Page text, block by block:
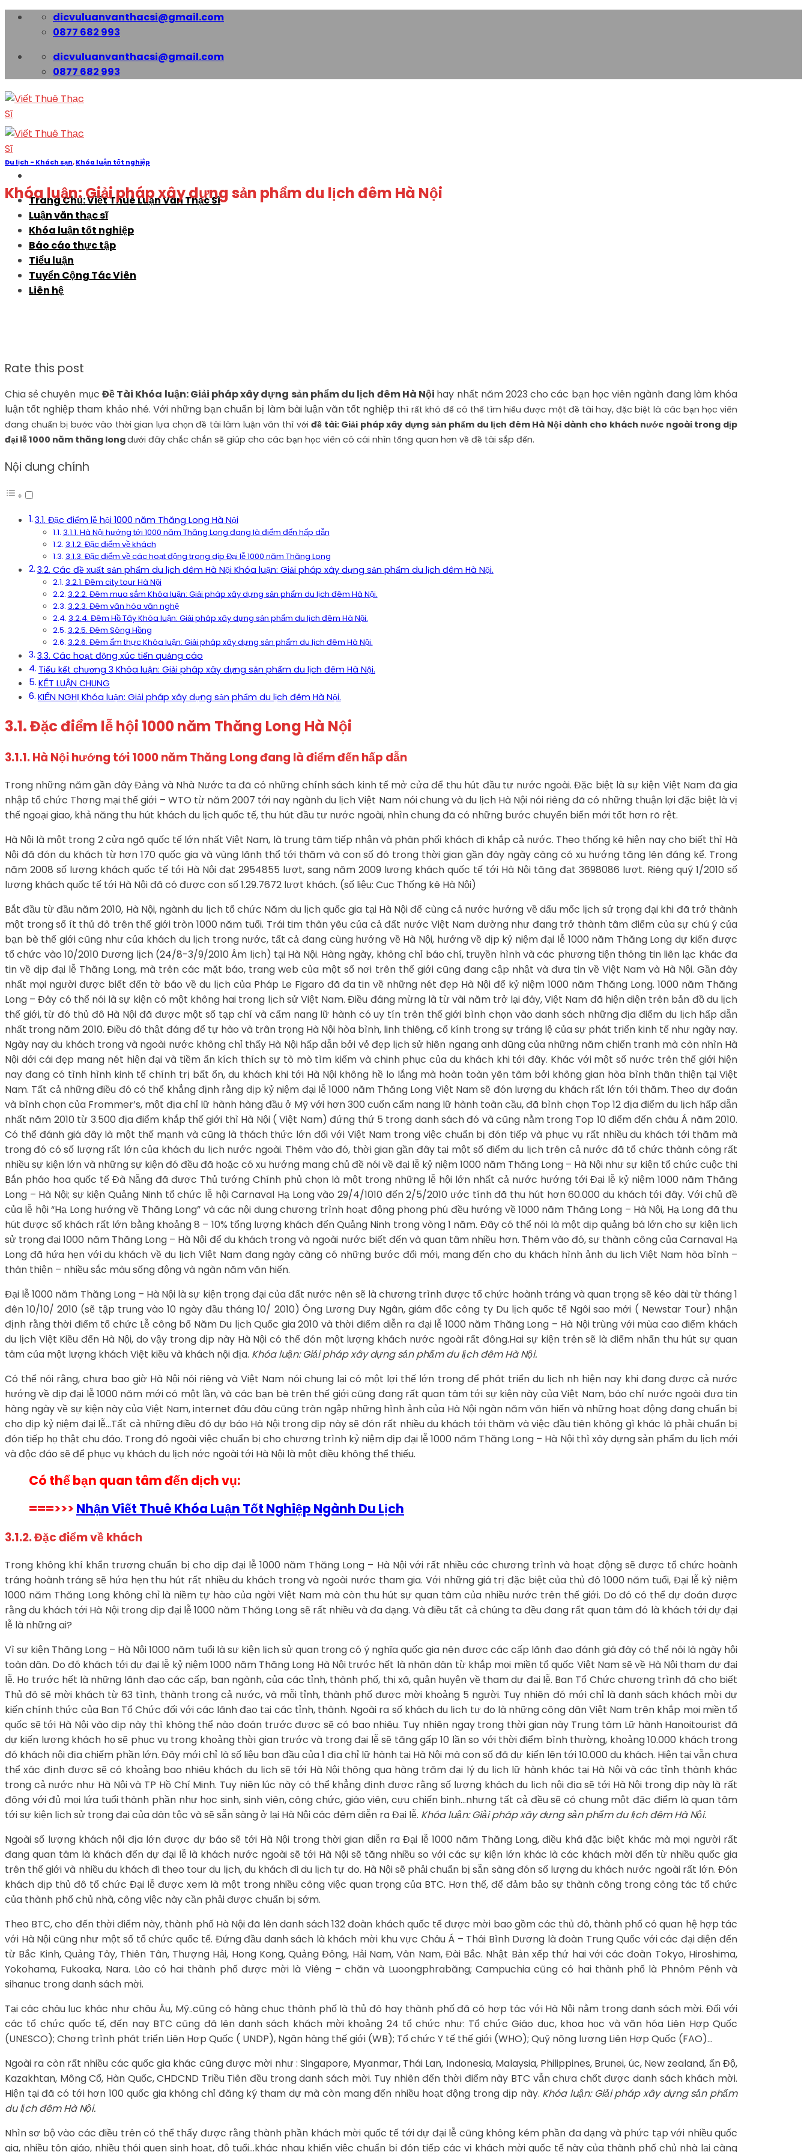
Skip
dicvuluanvanthacsi@gmail.com
0877 682 993
dicvuluanvanthacsi@gmail.com
0877 682 993
Trang Chủ: Viết Thuê Luận Văn Thạc Sĩ
Luận văn thạc sĩ
Khóa luận tốt nghiệp
Báo cáo thực tập
Tiểu luận
Tuyển Cộng Tác Viên
Liên hệ
Du lịch - Khách sạn, Khóa luận tốt nghiệp
Khóa luận: Giải pháp xây dựng sản phẩm du lịch đêm Hà Nội
Rate this post
Chia sẻ chuyên mục Đề Tài Khóa luận: Giải pháp xây dựng sản phẩm du lịch đêm Hà Nội hay nhất năm 2023 cho các bạn học viên ngành đang làm khóa
luận tốt nghiệp tham khảo nhé. Với những bạn chuẩn bị làm bài luận văn tốt nghiệp thì rất khó để có thể tìm hiểu được một đề tài hay, đặc biệt là các bạn học viên
đang chuẩn bị bước vào thời gian lựa chọn đề tài làm luận văn thì vớiđề tài: Giải pháp xây dựng sản phẩm du lịch đêm Hà Nội dành cho khách nước ngoài trong dịp
đại lễ 1000 năm thăng longdưới đây chắc chắn sẽ giúp cho các bạn học viên có cái nhìn tổng quan hơn về đề tài sắp đến.
Nội dung chính
3.1. Đặc điểm lễ hội 1000 năm Thăng Long Hà Nội
3.1.1. Hà Nội hướng tới 1000 năm Thăng Long đang là điểm đến hấp dẫn
3.1.2. Đặc điểm về khách
3.1.3. Đặc điểm về các hoạt động trong dịp Đại lễ 1000 năm Thăng Long
3.2. Các đề xuất sản phẩm du lịch đêm Hà Nội Khóa luận: Giải pháp xây dựng sản phẩm du lịch đêm Hà Nội.
3.2.1. Đêm city tour Hà Nội
3.2.2. Đêm mua sắm Khóa luận: Giải pháp xây dựng sản phẩm du lịch đêm Hà Nội.
3.2.3. Đêm văn hóa văn nghệ
3.2.4. Đêm Hồ Tây Khóa luận: Giải pháp xây dựng sản phẩm du lịch đêm Hà Nội.
3.2.5. Đêm Sông Hồng
3.2.6. Đêm ẩm thực Khóa luận: Giải pháp xây dựng sản phẩm du lịch đêm Hà Nội.
3.3. Các hoạt động xúc tiến quảng cáo
Tiểu kết chương 3 Khóa luận: Giải pháp xây dựng sản phẩm du lịch đêm Hà Nội.
KẾT LUẬN CHUNG
KIẾN NGHỊ Khóa luận: Giải pháp xây dựng sản phẩm du lịch đêm Hà Nội.
3.1. Đặc điểm lễ hội 1000 năm Thăng Long Hà Nội
3.1.1. Hà Nội hướng tới 1000 năm Thăng Long đang là điểm đến hấp dẫn
Trong những năm gần đây Đảng và Nhà Nước ta đã có những chính sách kinh tế mở cửa để thu hút đầu tư nước ngoài. Đặc biệt là sự kiện Việt Nam đã gia
nhập tổ chức Thơng mại thế giới – WTO từ năm 2007 tới nay ngành du lịch Việt Nam nói chung và du lịch Hà Nội nói riêng đã có những thuận lợi đặc biệt là vị
thế ngoại giao, khả năng thu hút khách du lịch quốc tế, thu hút đầu tư nước ngoài, nhìn chung đã có những bước chuyển biến mới tốt hơn rõ rệt.
Hà Nội là một trong 2 cửa ngõ quốc tế lớn nhất Việt Nam, là trung tâm tiếp nhận và phân phối khách đi khắp cả nước. Theo thống kê hiện nay cho biết thì Hà
Nội đã đón du khách từ hơn 170 quốc gia và vùng lãnh thổ tới thăm và con số đó trong thời gian gần đây ngày càng có xu hướng tăng lên đáng kể. Trong
năm 2008 số lượng khách quốc tế tới Hà Nội đạt 2954855 lượt, sang năm 2009 lượng khách quốc tế tới Hà Nội tăng đạt 3698086 lượt. Riêng quý 1/2010 số
lượng khách quốc tế tới Hà Nội đã có được con số 1.29.7672 lượt khách. (số liệu: Cục Thống kê Hà Nội)
Bắt đầu từ đầu năm 2010, Hà Nội, ngành du lịch tổ chức Năm du lịch quốc gia tại Hà Nội để cùng cả nước hướng về dấu mốc lịch sử trọng đại khi đã trở thành
một trong số ít thủ đô trên thế giới tròn 1000 năm tuổi. Trái tim thân yêu của cả đất nước Việt Nam dường như đang trở thành tâm điểm của sự chú ý của
bạn bè thế giới cũng như của khách du lịch trong nước, tất cả đang cùng hướng về Hà Nội, hướng về dịp kỷ niệm đại lễ 1000 năm Thăng Long dự kiến được
tổ chức vào 10/2010 Dương lịch (24/8-3/9/2010 Âm lịch) tại Hà Nội. Hàng ngày, không chỉ báo chí, truyền hình và các phương tiện thông tin liên lạc khác đa
tin về dịp đại lễ Thăng Long, mà trên các mặt báo, trang web của một số nơi trên thế giới cũng đang cập nhật và đưa tin về Việt Nam và Hà Nội. Gần đây
nhất mọi người được biết đến tờ báo về du lịch của Pháp Le Figaro đã đa tin về những nét đẹp Hà Nội để kỷ niệm 1000 năm Thăng Long. 1000 năm Thăng
Long – Đây có thể nói là sự kiện có một không hai trong lịch sử Việt Nam. Điều đáng mừng là từ vài năm trở lại đây, Việt Nam đã hiện diện trên bản đồ du lịch
thế giới, từ đó thủ đô Hà Nội đã được một số tạp chí và cẩm nang lữ hành có uy tín trên thế giới bình chọn vào danh sách những địa điểm du lịch hấp dẫn
nhất trong năm 2010. Điều đó thật đáng để tự hào và trân trọng Hà Nội hòa bình, linh thiêng, cổ kính trong sự tráng lệ của sự phát triển kinh tế như ngày nay.
Ngày nay du khách trong và ngoài nước không chỉ thấy Hà Nội hấp dẫn bởi vẻ đẹp lịch sử hiên ngang anh dũng của những năm chiến tranh mà còn nhìn Hà
Nội dới cái đẹp mang nét hiện đại và tiềm ẩn kích thích sự tò mò tìm kiếm và chinh phục của du khách khi tới đây. Khác với một số nước trên thế giới hiện
nay đang có tình hình kinh tế chính trị bất ổn, du khách khi tới Hà Nội không hề lo lắng mà hoàn toàn yên tâm bởi không gian hòa bình thân thiện tại Việt
Nam. Tất cả những điều đó có thể khẳng định rằng dịp kỷ niệm đại lễ 1000 năm Thăng Long Việt Nam sẽ đón lượng du khách rất lớn tới thăm. Theo dự đoán
và bình chọn của Frommer’s, một địa chỉ lữ hành hàng đầu ở Mỹ với hơn 300 cuốn cẩm nang lữ hành toàn cầu, đã bình chọn Top 12 địa điểm du lịch hấp dẫn
nhất năm 2010 từ 3.500 địa điểm khắp thế giới thì Hà Nội ( Việt Nam) đứng thứ 5 trong danh sách đó và cũng nằm trong Top 10 điểm đến châu Á năm 2010.
Có thể đánh giá đây là một thế mạnh và cũng là thách thức lớn đối với Việt Nam trong việc chuẩn bị đón tiếp và phục vụ rất nhiều du khách tới thăm mà
trong đó có số lượng rất lớn của khách du lịch nước ngoài. Thêm vào đó, thời gian gần đây tại một số điểm du lịch trên cả nước đã tổ chức thành công rất
nhiều sự kiện lớn và những sự kiện đó đều đã hoặc có xu hướng mang chủ đề nói về đại lễ kỷ niệm 1000 năm Thăng Long – Hà Nội như sự kiện tổ chức cuộc thi
Bắn pháo hoa quốc tế Đà Nẵng đã được Thủ tướng Chính phủ chọn là một trong những lễ hội lớn nhất cả nước hướng tới Đại lễ kỷ niệm 1000 năm Thăng
Long – Hà Nội; sự kiện Quảng Ninh tổ chức lễ hội Carnaval Hạ Long vào 29/4/1010 đến 2/5/2010 ước tính đã thu hút hơn 60.000 du khách tới đây. Với chủ đề
của lễ hội “Hạ Long hướng về Thăng Long” và các nội dung chương trình hoạt động phong phú đều hướng về 1000 năm Thăng Long – Hà Nội, Hạ Long đã thu
hút được số khách rất lớn bằng khoảng 8 – 10% tổng lượng khách đến Quảng Ninh trong vòng 1 năm. Đây có thể nói là một dịp quảng bá lớn cho sự kiện lịch
sử trọng đại 1000 năm Thăng Long – Hà Nội để du khách trong và ngoài nước biết đến và quan tâm nhiều hơn. Thêm vào đó, sự thành công của Carnaval Hạ
Long đã hứa hẹn với du khách về du lịch Việt Nam đang ngày càng có những bước đổi mới, mang đến cho du khách hình ảnh du lịch Việt Nam hòa bình –
thân thiện – nhiều sắc màu sống động và ngàn năm văn hiến.
Đại lễ 1000 năm Thăng Long – Hà Nội là sự kiện trọng đại của đất nước nên sẽ là chương trình được tổ chức hoành tráng và quan trọng sẽ kéo dài từ tháng 1
đên 10/10/ 2010 (sẽ tập trung vào 10 ngày đầu tháng 10/ 2010) Ông Lương Duy Ngân, giám đốc công ty Du lịch quốc tế Ngôi sao mới ( Newstar Tour) nhận
định rằng thời điểm tổ chức Lễ công bố Năm Du lịch Quốc gia 2010 và thời điểm diễn ra đại lễ 1000 năm Thăng Long – Hà Nội trùng với mùa cao điểm khách
du lịch Việt Kiều đến Hà Nội, do vậy trong dịp này Hà Nội có thể đón một lượng khách nước ngoài rất đông.Hai sự kiện trên sẽ là điểm nhấn thu hút sự quan
tâm của một lượng khách Việt kiều và khách nội địa. Khóa luận: Giải pháp xây dựng sản phẩm du lịch đêm Hà Nội.
Có thể nói rằng, chưa bao giờ Hà Nội nói riêng và Việt Nam nói chung lại có một lợi thế lớn trong để phát triển du lịch nh hiện nay khi đang được cả nước
hướng về dịp đại lễ 1000 năm mới có một lần, và các bạn bè trên thế giới cũng đang rất quan tâm tới sự kiện này của Việt Nam, báo chí nước ngoài đưa tin
hàng ngày về sự kiện này của Việt Nam, internet đâu đâu cũng tràn ngập những hình ảnh của Hà Nội ngàn năm văn hiến và những hoạt động đang chuẩn bị
cho dịp kỷ niệm đại lễ…Tất cả những điều đó dự báo Hà Nội trong dịp này sẽ đón rất nhiều du khách tới thăm và việc đầu tiên không gì khác là phải chuẩn bị
đón tiếp họ thật chu đáo. Trong đó ngoài việc chuẩn bị cho chương trình kỷ niệm dịp đại lễ 1000 năm Thăng Long – Hà Nội thì xây dựng sản phẩm du lịch mới
và độc đáo sẽ để phục vụ khách du lịch nớc ngoài tới Hà Nội là một điều không thể thiếu.
Có thể bạn quan tâm đến dịch vụ:
===>>> Nhận Viết Thuê Khóa Luận Tốt Nghiệp Ngành Du Lịch
3.1.2. Đặc điểm về khách
Trong không khí khẩn trương chuẩn bị cho dịp đại lễ 1000 năm Thăng Long – Hà Nội với rất nhiều các chương trình và hoạt động sẽ được tổ chức hoành
tráng hoành tráng sẽ hứa hẹn thu hút rất nhiều du khách trong và ngoài nước tham gia. Với những giá trị đặc biệt của thủ đô 1000 năm tuổi, Đại lễ kỷ niệm
1000 năm Thăng Long không chỉ là niềm tự hào của ngời Việt Nam mà còn thu hút sự quan tâm của nhiều nước trên thế giới. Do đó có thể dự đoán được
rằng du khách tới Hà Nội trong dịp đại lễ 1000 năm Thăng Long sẽ rất nhiều và đa dạng. Và điều tất cả chúng ta đều đang rất quan tâm đó là khách tới dự đại
lễ là những ai?
Vì sự kiện Thăng Long – Hà Nội 1000 năm tuổi là sự kiện lịch sử quan trọng có ý nghĩa quốc gia nên được các cấp lãnh đạo đánh giá đây có thể nói là ngày hội
toàn dân. Do đó khách tới dự đại lễ kỷ niệm 1000 năm Thăng Long Hà Nội trước hết là nhân dân từ khắp mọi miền tổ quốc Việt Nam sẽ về Hà Nội tham dự đại
lễ. Họ trước hết là những lãnh đạo các cấp, ban ngành, của các tỉnh, thành phố, thị xã, quận huyện về tham dự đại lễ. Ban Tổ Chức chương trình đã cho biết
Thủ đô sẽ mời khách từ 63 tình, thành trong cả nước, và mỗi tỉnh, thành phố được mời khoảng 5 người. Tuy nhiên đó mới chỉ là danh sách khách mời dự
kiến chính thức của Ban Tổ Chức đối với các lãnh đạo tại các tỉnh, thành. Ngoài ra số khách du lịch tự do là những công dân Việt Nam trên khắp mọi miền tổ
quốc sẽ tới Hà Nội vào dịp này thì không thể nào đoán trước được sẽ có bao nhiêu. Tuy nhiên ngay trong thời gian này Trung tâm Lữ hành Hanoitourist đã
dự kiến lượng khách họ sẽ phục vụ trong khoảng thời gian trước và trong đại lễ sẽ tăng gấp 10 lần so với thời điểm bình thường, khoảng 10.000 khách trong
đó khách nội địa chiếm phần lớn. Đây mới chỉ là số liệu ban đầu của 1 địa chỉ lữ hành tại Hà Nội mà con số đã dự kiến lên tới 10.000 du khách. Hiện tại vẫn chưa
thể xác định được sẽ có khoảng bao nhiêu khách du lịch sẽ tới Hà Nội thông qua hàng trăm đại lý du lịch lữ hành khác tại Hà Nội và các tỉnh thành khác
trong cả nước như Hà Nội và TP Hồ Chí Minh. Tuy niên lúc này có thể khẳng định được rằng số lượng khách du lịch nội địa sẽ tới Hà Nội trong dịp này là rất
đông với đủ mọi lứa tuổi thành phần như học sinh, sinh viên, công chức, giáo viên, cựu chiến binh…nhưng tất cả đều sẽ có chung một đặc điểm là quan tâm
tới sự kiện lịch sử trọng đại của dân tộc và sẽ sẵn sàng ở lại Hà Nội các đêm diễn ra Đại lễ. Khóa luận: Giải pháp xây dựng sản phẩm du lịch đêm Hà Nội.
Ngoài số lượng khách nội địa lớn được dự báo sẽ tới Hà Nội trong thời gian diễn ra Đại lễ 1000 năm Thăng Long, điều khá đặc biệt khác mà mọi người rất
đang quan tâm là khách đến dự đại lễ là khách nước ngoài sẽ tới Hà Nội sẽ tăng nhiều so với các sự kiện lớn khác là các khách mời đến từ nhiều quốc gia
trên thế giới và nhiều du khách đi theo tour du lịch, du khách đi du lịch tự do. Hà Nội sẽ phải chuẩn bị sẵn sàng đón số lượng du khách nước ngoài rất lớn. Đón
khách dịp thủ đô tổ chức Đại lễ được xem là một trong nhiều công việc quan trọng của BTC. Hơn thế, để đảm bảo sự thành công trong công tác tổ chức
của thành phố chủ nhà, công việc này cần phải được chuẩn bị sớm.
Theo BTC, cho đến thời điểm này, thành phố Hà Nội đã lên danh sách 132 đoàn khách quốc tế được mời bao gồm các thủ đô, thành phố có quan hệ hợp tác
với Hà Nội cũng như một số tổ chức quốc tế. Đứng đầu danh sách là khách mời khu vực Châu Á – Thái Bình Dương là đoàn Trung Quốc với các đại diện đến
từ Bắc Kinh, Quảng Tây, Thiên Tân, Thượng Hải, Hong Kong, Quảng Đông, Hải Nam, Vân Nam, Đài Bắc. Nhật Bản xếp thứ hai với các đoàn Tokyo, Hiroshima,
Yokohama, Fukoaka, Nara. Lào có hai thành phố được mời là Viêng – chăn và Luoongphrabăng; Campuchia cũng có hai thành phố là Phnôm Pênh và
sihanuc trong danh sách mời.
Tại các châu lục khác như châu Âu, Mỹ..cũng có hàng chục thành phố là thủ đô hay thành phố đã có hợp tác với Hà Nội nằm trong danh sách mời. Đối với
các tổ chức quốc tế, đến nay BTC cũng đã lên danh sách khách mời khoảng 24 tổ chức như: Tổ chức Giáo dục, khoa học và văn hóa Liên Hợp Quốc
(UNESCO); Chơng trình phát triển Liên Hợp Quốc ( UNDP), Ngân hàng thế giới (WB); Tổ chức Y tế thế giới (WHO); Quỹ nông lương Liên Hợp Quốc (FAO)…
Ngoài ra còn rất nhiều các quốc gia khác cũng được mời như : Singapore, Myanmar, Thái Lan, Indonesia, Malaysia, Philippines, Brunei, úc, New zealand, ấn Độ,
Kazakhtan, Mông Cổ, Hàn Quốc, CHDCND Triều Tiên đều trong danh sách mời. Tuy nhiên đến thời điểm này BTC vẫn chưa chốt được danh sách khách mời.
Hiện tại đã có tới hơn 100 quốc gia không chỉ đăng ký tham dự mà còn mang đến nhiều hoạt động trong dịp này. Khóa luận: Giải pháp xây dựng sản phẩm
du lịch đêm Hà Nội.
Nhìn sơ bộ vào các điều trên có thể thấy được rằng thành phần khách mời quốc tế tới dự đại lễ cũng không kém phần đa dạng và phức tạp với nhiều quốc
gia, nhiều tôn giáo, nhiều thói quen sinh hoạt, độ tuổi…khác nhau khiến việc chuẩn bị đón tiếp các vị khách mời quốc tế này của thành phố chủ nhà lại càng